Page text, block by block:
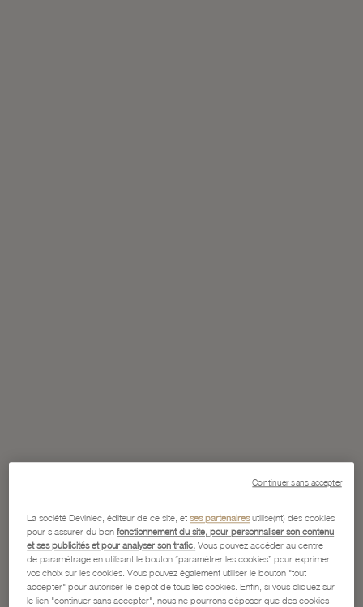
La société Devinlec, éditeur de ce site, etses partenairesutilise(nt) des cookies
pour s'assurer du bonfonctionnement du site, pour personnaliser son contenu
et ses publicités et pour analyser son trafic. Vous pouvez accéder au centre
de paramétrage en utilisant le bouton “paramétrer les cookies” pour exprimer
vos choix sur les cookies. Vous pouvez également utiliser le bouton "tout
accepter" pour autoriser le dépôt de tous les cookies. Enfin, si vous cliquez sur
le lien "continuer sans accepter", nous ne pourrons déposer que des cookies
Continuer sans accepter